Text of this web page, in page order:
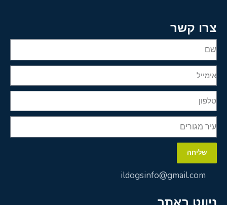
צרו קשר
שליחה
ildogsinfo@gmail.com